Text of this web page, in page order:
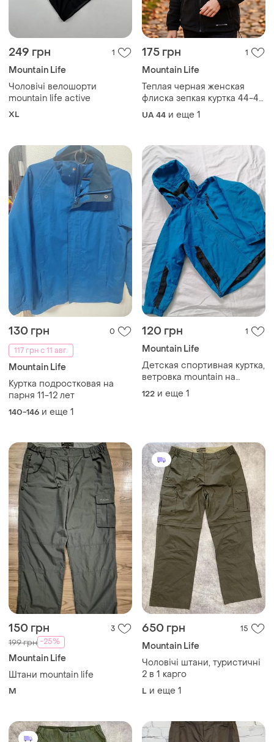
249 грн 1
Mountain Life
Чоловічі велошорти
mountain life active
XL
175 грн 1
Mountain Life
Теплая черная женская
флиска зепкая куртка 44-46
р
UA 44 и еще 1
130 грн
0
117 грн с 11 авг.
Mountain Life
Куртка подростковая на
парня 11-12 лет
140-146 и еще 1
120 грн 1
Mountain Life
Детская спортивная куртка,
ветровка mountain на
мальчика
122 и еще 1
150 грн 3
199 грн -25%
Mountain Life
Штани mountain life
M
650 грн 15
Mountain Life
Чоловічі штани, туристичні
2 в 1 карго
L и еще 1